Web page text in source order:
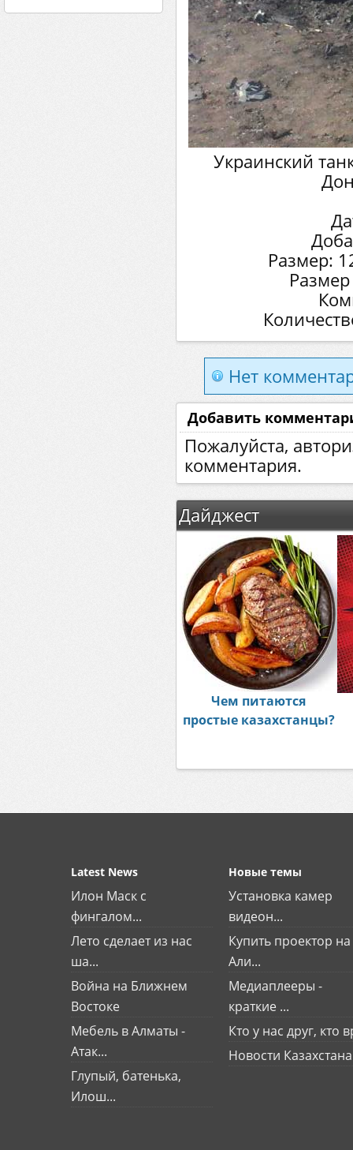
Украинский
Размер:
Нет
Добавить
Пожалуйста,
комментария.
Дайджест
Чем питаются
простые казахстанцы?
Latest News
Илон Маск с
фингалом...
Лето сделает из нас
ша...
Война на Ближнем
Востоке
Мебель в Алматы -
Атак...
Глупый, батенька,
Илош...
Новые темы
Установка камер
видеон...
Купить проектор на
Али...
Медиаплееры -
краткие ...
Кто у нас друг, кто
Новости Казахстана